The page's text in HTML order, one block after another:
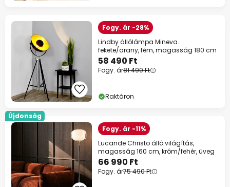
Fogy. ár -28%
Lindby állólámpa Mineva.
fekete/arany, fém, magasság 180 cm
58 490 Ft
Fogy. ár81 490 Ft
Raktáron
Újdonság
Fogy. ár -11%
Lucande Christo álló világítás,
magasság 160 cm, króm/fehér, üveg
66 990 Ft
Fogy. ár75 490 Ft